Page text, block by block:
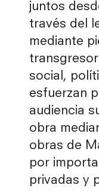
juntos
través del
mediante
social,
esfuerzan
audiencia
obra
obras de
por
privadas y